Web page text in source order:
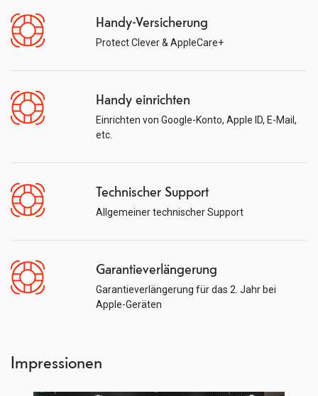
Handy-Versicherung
Protect Clever & AppleCare+
Handy einrichten
Einrichten von Google-Konto, Apple ID, E-Mail,
etc.
Technischer Support
Allgemeiner technischer Support
Garantieverlängerung
Garantieverlängerung für das 2. Jahr bei
Apple-Geräten
Impressionen